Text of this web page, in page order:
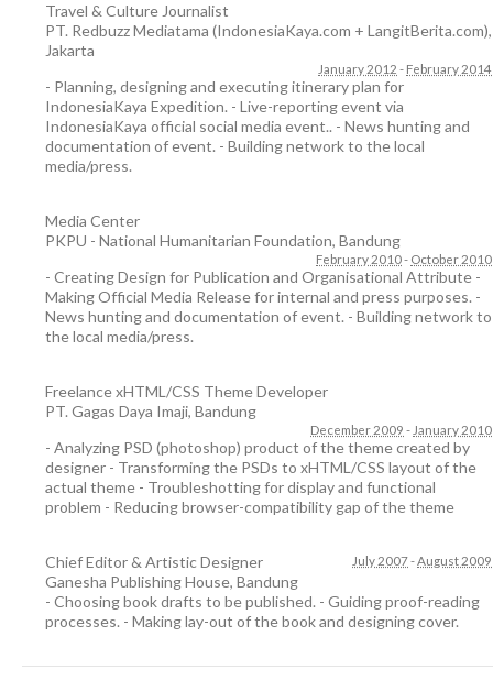
Travel & Culture Journalist
PT. Redbuzz Mediatama (IndonesiaKaya.com + LangitBerita.com),
Jakarta
January 2012 - February 2014
- Planning, designing and executing itinerary plan for
IndonesiaKaya Expedition. - Live-reporting event via
IndonesiaKaya official social media event.. - News hunting and
documentation of event. - Building network to the local
media/press.
Media Center
PKPU - National Humanitarian Foundation, Bandung
February 2010- October 2010
- Creating Design for Publication and Organisational Attribute -
Making Official Media Release for internal and press purposes. -
News hunting and documentation of event. - Building network to
the local media/press.
Freelance xHTML/CSS Theme Developer
PT. Gagas Daya Imaji, Bandung
December 2009 - January 2010
- Analyzing PSD (photoshop) product of the theme created by
designer - Transforming the PSDs to xHTML/CSS layout of the
actual theme - Troubleshotting for display and functional
problem - Reducing browser-compatibility gap of the theme
Chief Editor & Artistic Designer
Ganesha Publishing House, Bandung
July 2007-August 2009
- Choosing book drafts to be published. - Guiding proof-reading
processes. - Making lay-out of the book and designing cover.